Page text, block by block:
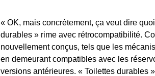
« OK, mais concrètement, ça veut dire
durables » rime avec rétrocompatibilité.
nouvellement conçus, tels que les
en demeurant compatibles avec les
versions antérieures. « Toilettes durables